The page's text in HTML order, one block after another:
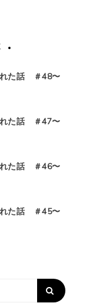
た話 ＃48〜
た話 ＃47〜
た話 ＃46〜
た話 ＃45〜